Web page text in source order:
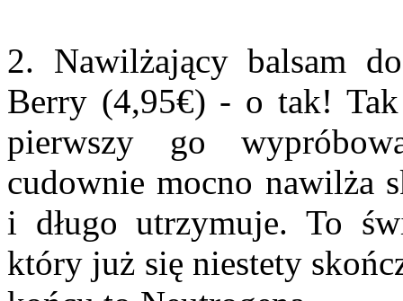
2. Nawilżający balsam
Berry (4,95€) - o tak! Tak
pierwszy go
cudownie mocno nawilża
i długo utrzymuje. To
który już się niestety